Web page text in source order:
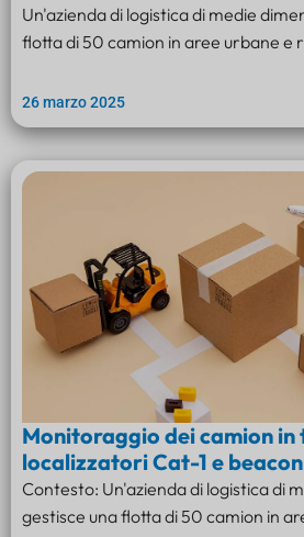
Un'azienda di logistica di medie
flotta di 50 camion in aree urbane e
26 marzo 2025
Monitoraggio dei camion in
localizzatori Cat-1 e
Contesto: Un'azienda di logistica di
gestisce una flotta di 50 camion in